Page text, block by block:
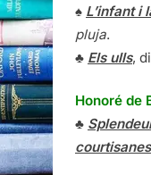
♠ L’infant i
pluja.
♣ Els ulls,
Honoré de
♣
courtisanes